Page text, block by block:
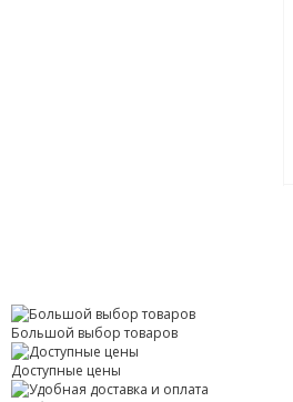
Большой выбор товаров
Доступные цены